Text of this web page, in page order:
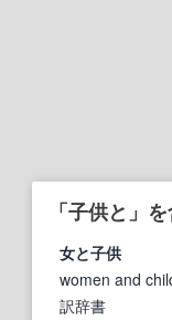
「子供と」
女と子供
women and
訳辞書